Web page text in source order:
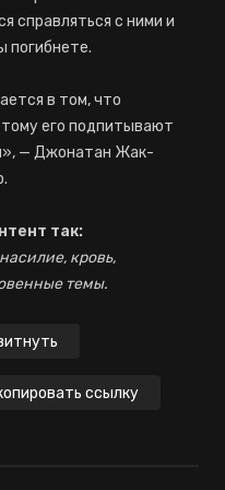
справляться с ними и
погибнете.
в том, что
его подпитывают
— Джонатан Жак-
так:
кровь,
темы.
ссылку